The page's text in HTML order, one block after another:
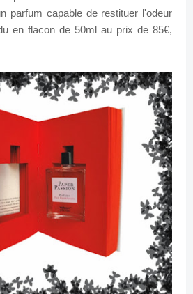
parfum capable de restituer l'odeur
en flacon de 50ml au prix de 85€,